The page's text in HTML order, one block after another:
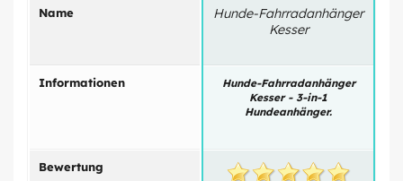
Name
Informationen
Bewertung
Hunde-Fahrradanhänger
Kesser
Hunde-Fahrradanhänger
Kesser - 3-in-1
Hundeanhänger.